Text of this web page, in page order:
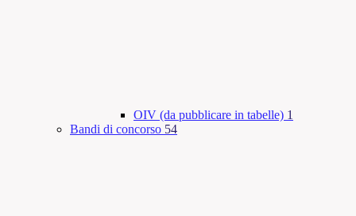
OIV (da pubblicare in tabelle) 1
Bandi di concorso 54